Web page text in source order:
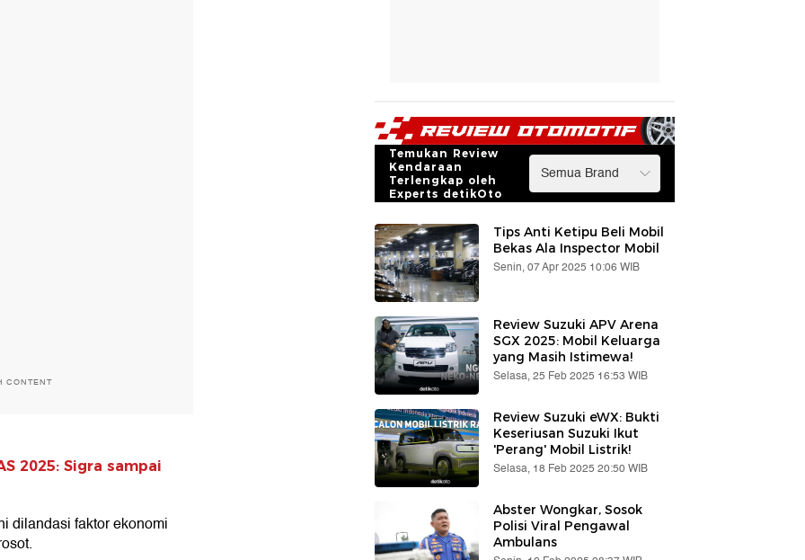
CONTENT
2025: Sigra sampai
dilandasi faktor ekonomi
Temukan Review
Kendaraan
Terlengkap oleh
Experts detikOto
Tips Anti Ketipu Beli Mobil
Bekas Ala Inspector Mobil
Senin, 07 Apr 2025 10:06 WIB
Review Suzuki APV Arena
SGX 2025: Mobil Keluarga
yang Masih Istimewa!
Selasa, 25 Feb 2025 16:53 WIB
Review Suzuki eWX: Bukti
Keseriusan Suzuki Ikut
'Perang' Mobil Listrik!
Selasa, 18 Feb 2025 20:50 WIB
Abster Wongkar, Sosok
Polisi Viral Pengawal
Ambulans